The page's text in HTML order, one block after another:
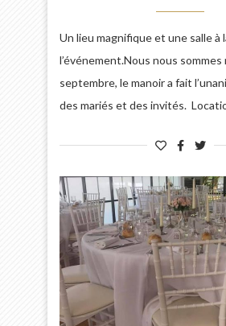
Un lieu magnifique et une salle à
l’événement.Nous nous sommes
septembre, le manoir a fait
des mariés et des invités.